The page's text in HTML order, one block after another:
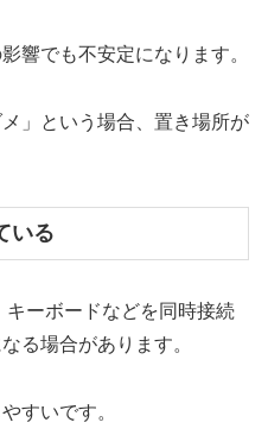
響でも不安定になります。
」という場合、置き場所が
いる
ーボードなどを同時接続
る場合があります。
すいです。